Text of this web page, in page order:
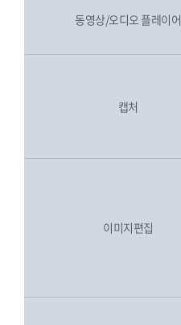
동영상/오디오 플레이어
캡처
이미지편집